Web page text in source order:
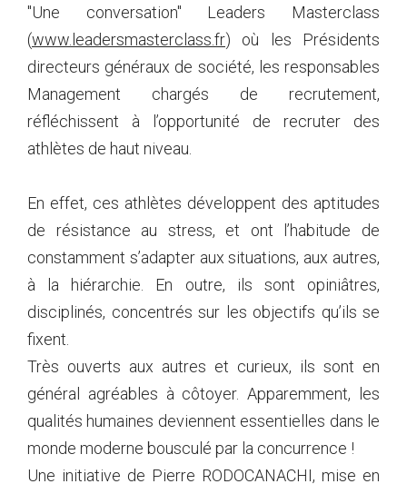
"Une conversation" Leaders Masterclass
(www.leadersmasterclass.fr) où les Présidents
directeurs généraux de société, les responsables
Management chargés de recrutement,
réfléchissent à l’opportunité de recruter des
athlètes de haut niveau.
En effet, ces athlètes développent des aptitudes
de résistance au stress, et ont l’habitude de
constamment s’adapter aux situations, aux autres,
à la hiérarchie. En outre, ils sont opiniâtres,
disciplinés, concentrés sur les objectifs qu’ils se
fixent.
Très ouverts aux autres et curieux, ils sont en
général agréables à côtoyer. Apparemment, les
qualités humaines deviennent essentielles dans le
monde moderne bousculé par la concurrence !
Une initiative de Pierre RODOCANACHI, mise en